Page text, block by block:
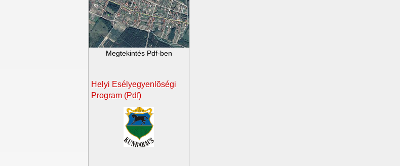
Megtekintés Pdf-ben
Helyi Esélyegyenlõségi
Program (Pdf)